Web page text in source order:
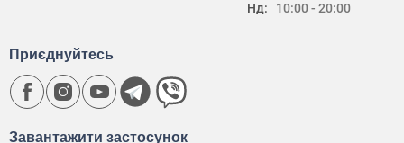
Нд:
10:00 - 20:00
Завантажити застосунок
Приєднуйтесь